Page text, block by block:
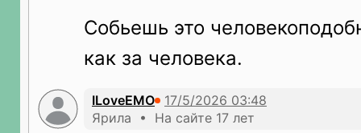
Собьешь это
как за человека.
ILoveEMO
Ярила • На сайте 17 лет